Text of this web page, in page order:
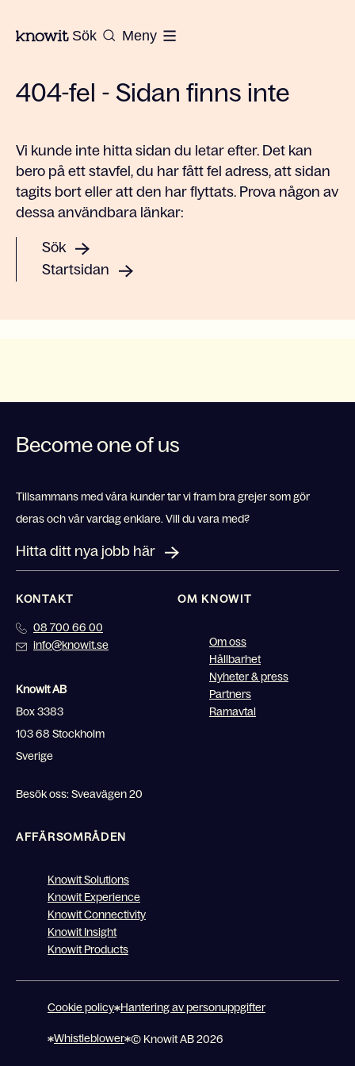
Till startsidan på Knowit
Sök Meny
404-fel - Sidan finns inte
Vi kunde inte hitta sidan du letar efter. Det kan
bero på ett stavfel, du har fått fel adress, att sidan
tagits bort eller att den har flyttats. Prova någon av
dessa användbara länkar:
Sök
Startsidan
Become one of us
Tillsammans med våra kunder tar vi fram bra grejer som gör
deras och vår vardag enklare. Vill du vara med?
Hitta ditt nya jobb här
KONTAKT
08 700 66 00
info@knowit.se
Knowit AB
Box 3383
103 68 Stockholm
Sverige
Besök oss: Sveavägen 20
OM KNOWIT
Om oss
Hållbarhet
Nyheter & press
Partners
Ramavtal
AFFÄRSOMRÅDEN
Knowit Solutions
Knowit Experience
Knowit Connectivity
Knowit Insight
Knowit Products
Cookie policy Hantering av personuppgifter
Whistleblower © Knowit AB 2026